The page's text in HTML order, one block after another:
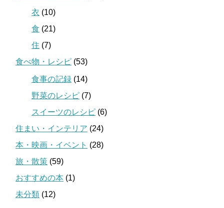
衣 (10)
食 (21)
住 (7)
食べ物・レシピ (53)
食事の記録 (14)
野菜のレシピ (7)
スイーツのレシピ (6)
住まい・インテリア (24)
本・映画・イベント (28)
旅・散策 (59)
おすすめの本 (1)
未分類 (12)